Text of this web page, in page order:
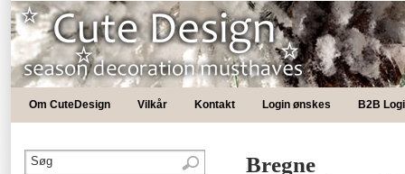
Om CuteDesign Vilkår Kontakt Login ønskes B2B
Bregne